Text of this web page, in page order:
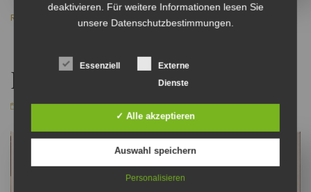
READ MORE
Rost
NOVEMBER 17, 2020 NO COMMENTS
deaktivieren. Für weitere Informationen lesen Sie
unsere Datenschutzbestimmungen.
Essenziell
Externe
Dienste
✓ Alle akzeptieren
Auswahl speichern
Personalisieren